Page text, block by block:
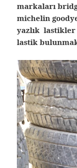
markaları
michelin
yazlık
lastik